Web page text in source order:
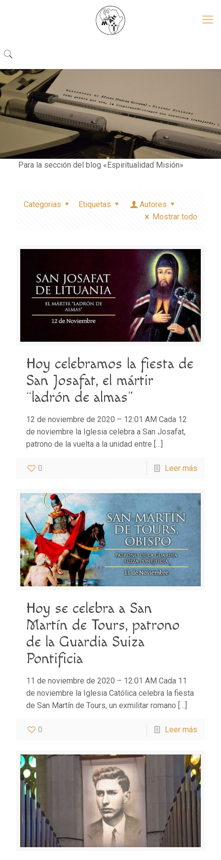
Para la sección del blog «Espiritualidad Misión»
Categorias Etiquetas
Autores
Mostrar todo
Hoy celebramos la fiesta de
San Josafat, el mártir
“ladrón de almas”
12 de noviembre de 2020 – 12:01 AM Cada 12
de noviembre la Iglesia celebra a San Josafat,
patrono de la vuelta a la unidad entre […]
0 Leer más
Hoy se celebra a San
Martín de Tours, patrono
de la Guardia Suiza
Pontificia
11 de noviembre de 2020 – 12:01 AM Cada 11
de noviembre la Iglesia Católica celebra la fiesta
de San Martín de Tours, un exmilitar romano […]
0 Leer más